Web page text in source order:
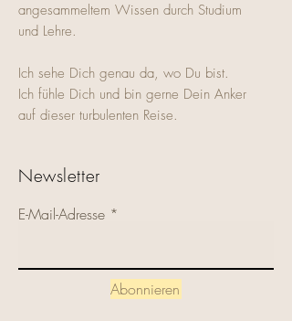
angesammeltem Wissen durch Studium
und Lehre.
Ich sehe Dich genau da, wo Du bist.
Ich fühle Dich und bin gerne Dein Anker
auf dieser turbulenten Reise.
Newsletter
E-Mail-Adresse
Abonnieren